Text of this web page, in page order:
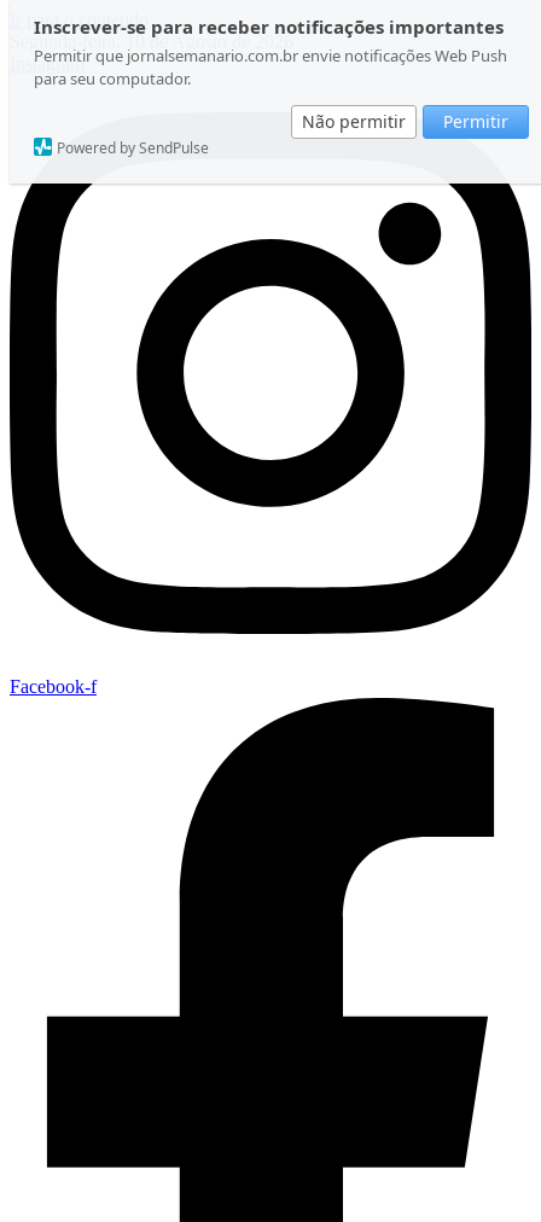
Inscrever-se para receber notificações importantes
Permitir que jornalsemanario.com.br envie notificações Web Push
para seu computador.
Não permitir Permitir
Powered by SendPulse
Ir para o conteúdo
Segunda-feira, 10 de Agosto de 2026
Instagram
Facebook-f